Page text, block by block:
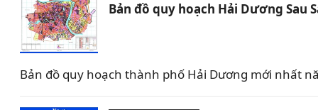
Bản đồ quy hoạch Hải Dương Sau
Bản đồ quy hoạch thành phố Hải Dương mới nhất